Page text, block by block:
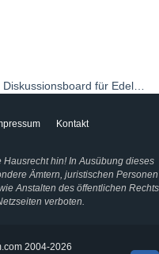
für Edelmetalle & Rohstoffe
Kontakt
hin! In Ausübung dieses
Ämtern, juristischen Personen
Anstalten des öffentlichen Rechts
verboten.
2004-2026